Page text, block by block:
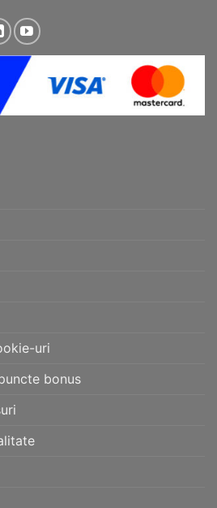
uri
bonus